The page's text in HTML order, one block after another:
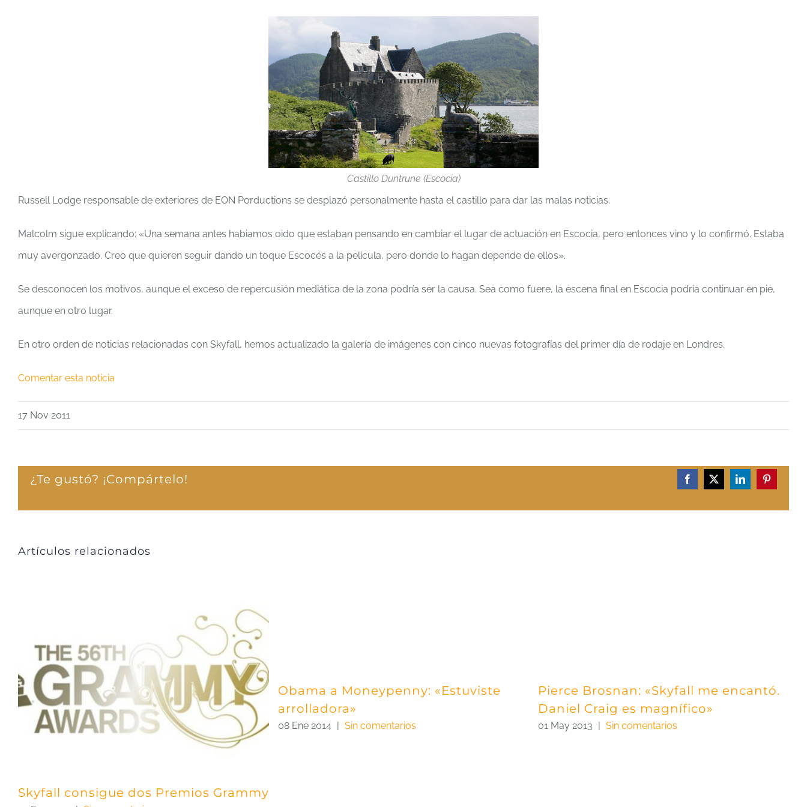
Castillo Duntrune (Escocia)
Russell Lodge responsable de exteriores de EON Porductions se desplazó personalmente hasta el castillo para dar las malas noticias.
Malcolm sigue explicando: «Una semana antes habiamos oido que estaban pensando en cambiar el lugar de actuación en Escocia, pero entonces vino y lo confirmó. Estaba
muy avergonzado. Creo que quieren seguir dando un toque Escocés a la película, pero donde lo hagan depende de ellos».
Se desconocen los motivos, aunque el exceso de repercusión mediática de la zona podría ser la causa. Sea como fuere, la escena final en Escocia podría continuar en pie,
aunque en otro lugar.
En otro orden de noticias relacionadas con Skyfall, hemos actualizado la galería de imágenes con cinco nuevas fotografías del primer día de rodaje en Londres.
Comentar esta noticia
17 Nov 2011
¿Te gustó? ¡Compártelo! Facebook
X LinkedInPinterest
Artículos relacionados
Skyfall consigue dos Premios Grammy
Obama a Moneypenny: «Estuviste
arrolladora»
08 Ene 2014 Sin comentarios
Pierce Brosnan: «Skyfall me encantó.
Daniel Craig es magnífico»
01 May 2013 Sin comentarios